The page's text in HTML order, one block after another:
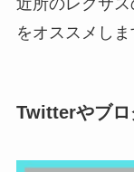
をオススメしま
Twitterやブロ